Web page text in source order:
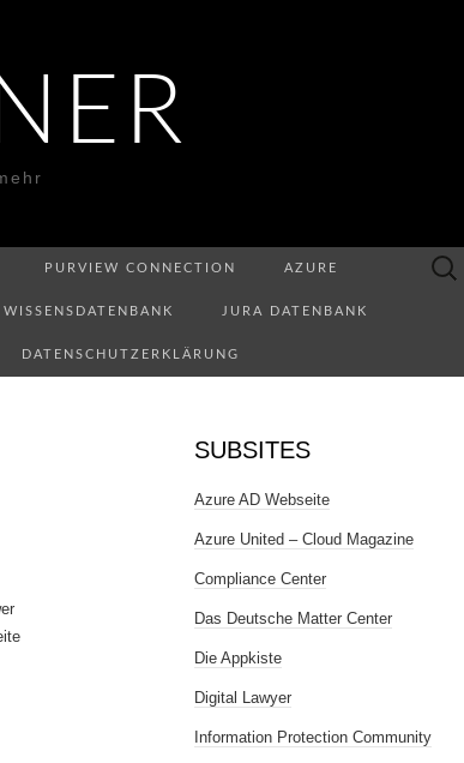
PURVIEW CONNECTION AZURE
WISSENSDATENBANK JURA DATENBANK
DATENSCHUTZERKLÄRUNG
Suchen
SUBSITES
Azure AD Webseite
Azure United – Cloud Magazine
Compliance Center
Das Deutsche Matter Center
Die Appkiste
Digital Lawyer
Information Protection Community